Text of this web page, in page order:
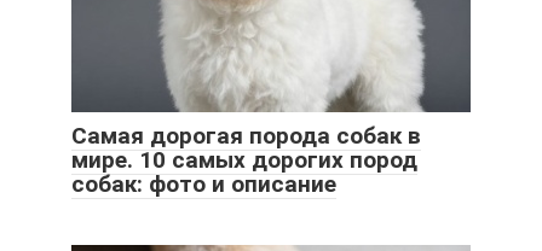
Самая дорогая порода собак в
мире. 10 самых дорогих пород
собак: фото и описание